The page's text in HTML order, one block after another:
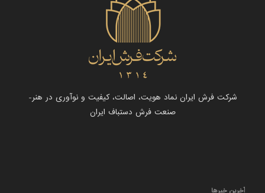
شرکت فرش ایران نماد هویت، اصالت، کیفیت و نوآوری در هنر-
صنعت فرش دستباف ایران
آخرین خبرها